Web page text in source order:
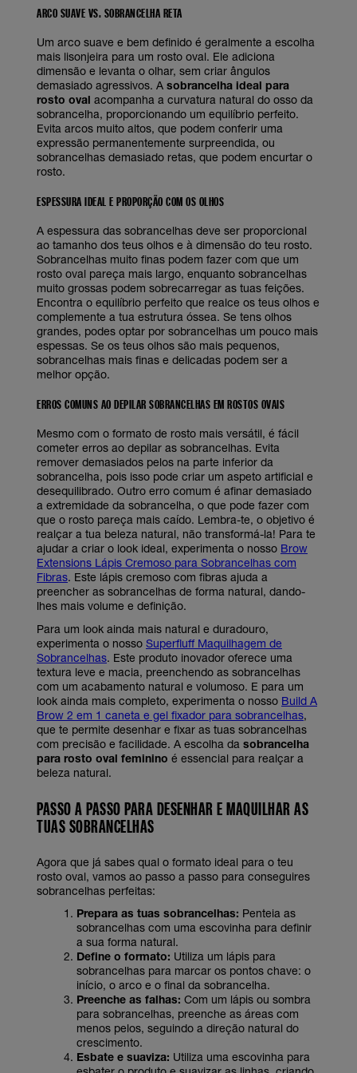
ARCO SUAVE VS. SOBRANCELHA RETA
Um arco suave e bem definido é geralmente a escolha
mais lisonjeira para um rosto oval. Ele adiciona
dimensão e levanta o olhar, sem criar ângulos
demasiado agressivos. A sobrancelha ideal para
rosto oval acompanha a curvatura natural do osso da
sobrancelha, proporcionando um equilíbrio perfeito.
Evita arcos muito altos, que podem conferir uma
expressão permanentemente surpreendida, ou
sobrancelhas demasiado retas, que podem encurtar o
rosto.
ESPESSURA IDEAL E PROPORÇÃO COM OS OLHOS
A espessura das sobrancelhas deve ser proporcional
ao tamanho dos teus olhos e à dimensão do teu rosto.
Sobrancelhas muito finas podem fazer com que um
rosto oval pareça mais largo, enquanto sobrancelhas
muito grossas podem sobrecarregar as tuas feições.
Encontra o equilíbrio perfeito que realce os teus olhos e
complemente a tua estrutura óssea. Se tens olhos
grandes, podes optar por sobrancelhas um pouco mais
espessas. Se os teus olhos são mais pequenos,
sobrancelhas mais finas e delicadas podem ser a
melhor opção.
ERROS COMUNS AO DEPILAR SOBRANCELHAS EM ROSTOS OVAIS
Mesmo com o formato de rosto mais versátil, é fácil
cometer erros ao depilar as sobrancelhas. Evita
remover demasiados pelos na parte inferior da
sobrancelha, pois isso pode criar um aspeto artificial e
desequilibrado. Outro erro comum é afinar demasiado
a extremidade da sobrancelha, o que pode fazer com
que o rosto pareça mais caído. Lembra-te, o objetivo é
realçar a tua beleza natural, não transformá-la! Para te
ajudar a criar o look ideal, experimenta o nosso Brow
Extensions Lápis Cremoso para Sobrancelhas com
Fibras. Este lápis cremoso com fibras ajuda a
preencher as sobrancelhas de forma natural, dando-
lhes mais volume e definição.
Para um look ainda mais natural e duradouro,
experimenta o nosso Superfluff Maquilhagem de
Sobrancelhas. Este produto inovador oferece uma
textura leve e macia, preenchendo as sobrancelhas
com um acabamento natural e volumoso. E para um
look ainda mais completo, experimenta o nosso Build A
Brow 2 em 1 caneta e gel fixador para sobrancelhas,
que te permite desenhar e fixar as tuas sobrancelhas
com precisão e facilidade. A escolha da sobrancelha
para rosto oval feminino é essencial para realçar a
beleza natural.
PASSO A PASSO PARA DESENHAR E MAQUILHAR AS
TUAS SOBRANCELHAS
Agora que já sabes qual o formato ideal para o teu
rosto oval, vamos ao passo a passo para conseguires
sobrancelhas perfeitas:
Prepara as tuas sobrancelhas: Penteia as
sobrancelhas com uma escovinha para definir
a sua forma natural.
Define o formato: Utiliza um lápis para
sobrancelhas para marcar os pontos chave: o
início, o arco e o final da sobrancelha.
Preenche as falhas: Com um lápis ou sombra
para sobrancelhas, preenche as áreas com
menos pelos, seguindo a direção natural do
crescimento.
Esbate e suaviza: Utiliza uma escovinha para